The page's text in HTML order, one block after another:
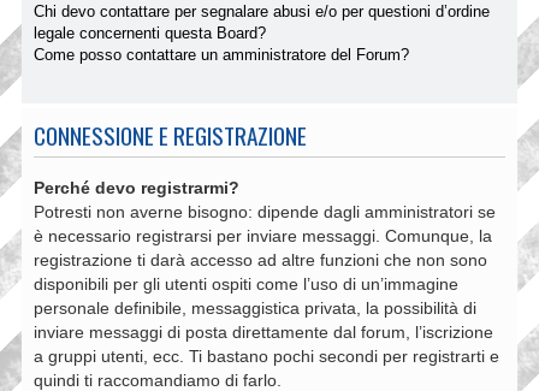
Chi devo contattare per segnalare abusi e/o per questioni d’ordine
legale concernenti questa Board?
Come posso contattare un amministratore del Forum?
CONNESSIONE E REGISTRAZIONE
Perché devo registrarmi?
Potresti non averne bisogno: dipende dagli amministratori se
è necessario registrarsi per inviare messaggi. Comunque, la
registrazione ti darà accesso ad altre funzioni che non sono
disponibili per gli utenti ospiti come l’uso di un’immagine
personale definibile, messaggistica privata, la possibilità di
inviare messaggi di posta direttamente dal forum, l’iscrizione
a gruppi utenti, ecc. Ti bastano pochi secondi per registrarti e
quindi ti raccomandiamo di farlo.